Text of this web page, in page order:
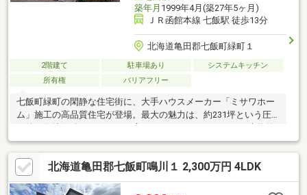
築年月 1999年4月(築27年5ヶ月)
ＪＲ函館本線 七飯駅 徒歩13分
北海道亀田郡七飯町緑町１
2階建て 駐車場あり
システムキッチン
所有権
バリアフリー
七飯町緑町の閑静な住宅街に、大手ハウスメーカー「ミサワホー
ム」施工の高品質住宅が登場。最大の魅力は、約231坪という圧
な家庭菜園、大型ガレージの設置やアウトドアなど、趣味を最大
限に楽しめる空間を自由に設計可能です。交通アクセスも良好
で、JR七飯駅まで徒歩13分。国道5号線へもすぐに出られるた
め、函館市内への通勤やレジャーにも便利な立地です。「建物の
信頼」「土地の開放感」そして「売主物件の経済性」。そのすべ
北海道亀田郡七飯町鳴川１ 2,300万円 4LDK